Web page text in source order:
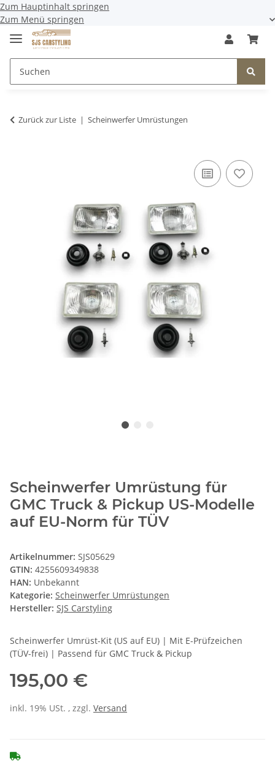
Zum Hauptinhalt springen
Zum Menü springen
Zurück zur Liste Scheinwerfer Umrüstungen
Scheinwerfer Umrüstung für
GMC Truck & Pickup US-Modelle
auf EU-Norm für TÜV
Artikelnummer: SJS05629
GTIN: 4255609349838
HAN: Unbekannt
Kategorie: Scheinwerfer Umrüstungen
Hersteller: SJS Carstyling
Scheinwerfer Umrüst-Kit (US auf EU) | Mit E-Prüfzeichen
(TÜV-frei) | Passend für GMC Truck & Pickup
195,00 €
inkl. 19% USt. , zzgl. Versand